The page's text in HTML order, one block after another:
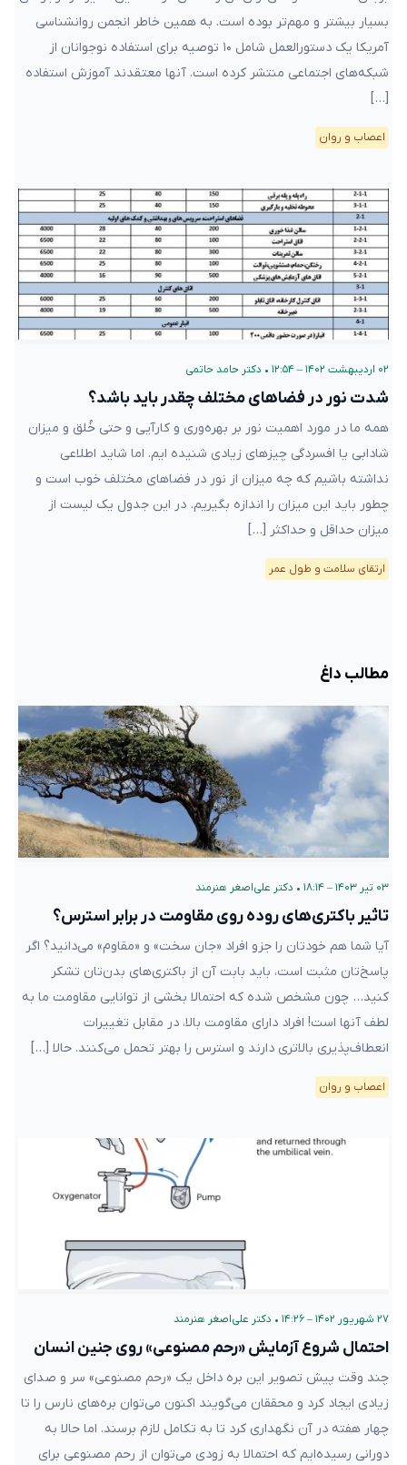
بسیار بیشتر و مهم‌تر بوده است. به همین خاطر انجمن روانشناسی
آمریکا یک دستورالعمل شامل ۱۰ توصیه برای استفاده نوجوانان از
شبکه‌های اجتماعی منتشر کرده است. آنها معتقدند آموزش استفاده
[…]
اعصاب و روان
۰۲ اردیبهشت ۱۴۰۲ – ۱۲:۵۴ • دکتر حامد حاتمی
شدت نور در فضاهای مختلف چقدر باید باشد؟
همه ما در مورد اهمیت نور بر بهره‌وری و کارآیی و حتی خُلق و میزان
شادابی یا افسردگی چیزهای زیادی شنیده ایم. اما شاید اطلاعی
نداشته باشیم که چه میزان از نور در فضاهای مختلف خوب است و
چطور باید این میزان را اندازه بگیریم. در این جدول یک لیست از
میزان حداقل و حداکثر […]
ارتقای سلامت و طول عمر
مطالب داغ
۰۳ تیر ۱۴۰۳ – ۱۸:۱۴ • دکتر علی‌اصغر هنرمند
تاثیر باکتری‌های روده‌ روی مقاومت در برابر استرس؟
آیا شما هم خودتان را جزو افراد «جان سخت» و «مقاوم» می‌دانید؟ اگر
پاسخ‌تان مثبت‌ است، باید بابت آن از باکتری‌های بدن‌تان تشکر
کنید… چون مشخص شده که احتمالا بخشی از توانایی مقاومت ما به
لطف آنها است! افراد دارای مقاومت بالا، در مقابل تغییرات
انعطاف‌پذیری بالاتری دارند و استرس را بهتر تحمل می‌کنند. حالا […]
اعصاب و روان
۲۷ شهریور ۱۴۰۲ – ۱۴:۲۶ • دکتر علی‌اصغر هنرمند
احتمال شروع آزمایش «رحم مصنوعی» روی جنین انسان
چند وقت پیش تصویر این بره داخل یک «رحم مصنوعی» سر و صدای
زیادی ایجاد کرد و محققان می‌گویند اکنون می‌توان بره‌های نارس را تا
چهار هفته در آن نگهداری کرد تا به تکامل لازم برسند. اما حالا به
دورانی رسیده‌ایم که احتمالا به زودی می‌توان از رحم مصنوعی برای